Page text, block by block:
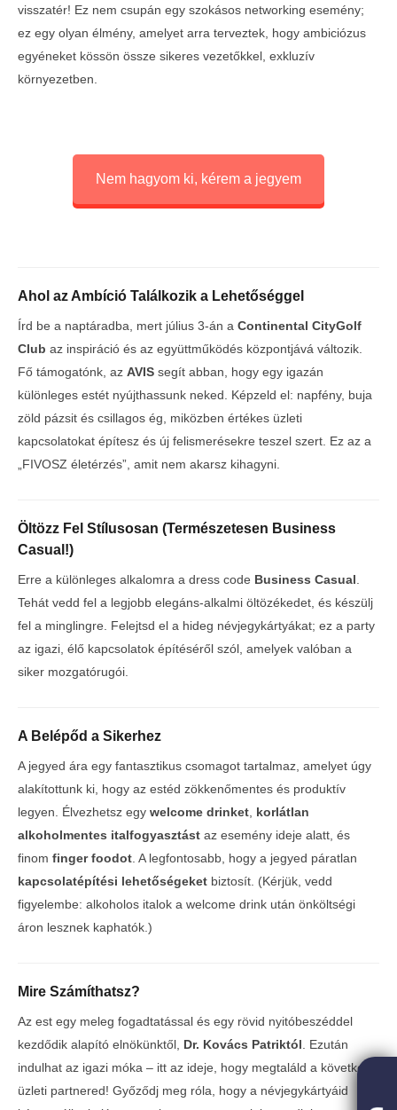
Turbózd fel a kapcsolataidat: Visszatér a
visszatér! Ez nem csupán egy szokásos networking esemény;
ez egy olyan élmény, amelyet arra terveztek, hogy ambiciózus
egyéneket kössön össze sikeres vezetőkkel, exkluzív
környezetben.
Nem hagyom ki, kérem a jegyem
Ahol az Ambíció Találkozik a Lehetőséggel
Írd be a naptáradba, mert július 3-án a Continental CityGolf
Club az inspiráció és az együttműködés központjává változik.
Fő támogatónk, az AVIS segít abban, hogy egy igazán
különleges estét nyújthassunk neked. Képzeld el: napfény, buja
zöld pázsit és csillagos ég, miközben értékes üzleti
kapcsolatokat építesz és új felismerésekre teszel szert. Ez az a
„FIVOSZ életérzés”, amit nem akarsz kihagyni.
Öltözz Fel Stílusosan (Természetesen Business
Casual!)
Erre a különleges alkalomra a dress code Business Casual.
Tehát vedd fel a legjobb elegáns-alkalmi öltözékedet, és készülj
fel a minglingre. Felejtsd el a hideg névjegykártyákat; ez a party
az igazi, élő kapcsolatok építéséről szól, amelyek valóban a
siker mozgatórugói.
A Belépőd a Sikerhez
A jegyed ára egy fantasztikus csomagot tartalmaz, amelyet úgy
alakítottunk ki, hogy az estéd zökkenőmentes és produktív
legyen. Élvezhetsz egy welcome drinket, korlátlan
alkoholmentes italfogyasztást az esemény ideje alatt, és
finom finger foodot. A legfontosabb, hogy a jegyed páratlan
kapcsolatépítési lehetőségeket biztosít. (Kérjük, vedd
figyelembe: alkoholos italok a welcome drink után önköltségi
áron lesznek kaphatók.)
Mire Számíthatsz?
Az est egy meleg fogadtatással és egy rövid nyitóbeszéddel
kezdődik alapító elnökünktől, Dr. Kovács Patriktól. Ezután
indulhat az igazi móka – itt az ideje, hogy megtaláld a következő
üzleti partnered! Győződj meg róla, hogy a névjegykártyáid